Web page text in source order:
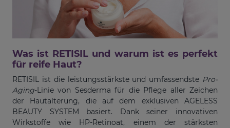
Was ist RETISIL und warum ist es perfekt
für reife Haut?
RETISIL ist die leistungsstärkste und umfassendste Pro-
Aging-Linie von Sesderma für die Pflege aller Zeichen
der Hautalterung, die auf dem exklusiven AGELESS
BEAUTY SYSTEM basiert. Dank seiner innovativen
Wirkstoffe wie HP-Retinoat, einem der stärksten